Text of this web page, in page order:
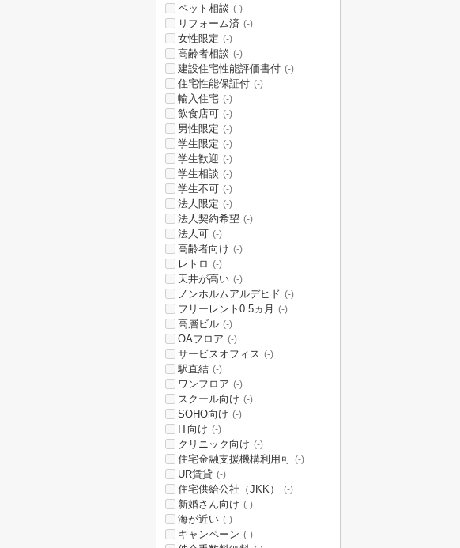
ペット相談 (-)
リフォーム済 (-)
女性限定 (-)
高齢者相談 (-)
建設住宅性能評価書付 (-)
住宅性能保証付 (-)
輸入住宅 (-)
飲食店可 (-)
男性限定 (-)
学生限定 (-)
学生歓迎 (-)
学生相談 (-)
学生不可 (-)
法人限定 (-)
法人契約希望 (-)
法人可 (-)
高齢者向け (-)
レトロ (-)
天井が高い (-)
ノンホルムアルデヒド (-)
フリーレント0.5ヵ月 (-)
高層ビル (-)
OAフロア (-)
サービスオフィス (-)
駅直結 (-)
ワンフロア (-)
スクール向け (-)
SOHO向け (-)
IT向け (-)
クリニック向け (-)
住宅金融支援機構利用可 (-)
UR賃貸 (-)
住宅供給公社（JKK） (-)
新婚さん向け (-)
海が近い (-)
キャンペーン (-)